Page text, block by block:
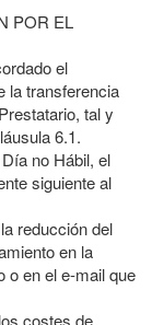
POR EL
el
la transferencia
tal y
6.1.
no Hábil, el
siguiente al
reducción del
en la
o en el e-mail que
costes de